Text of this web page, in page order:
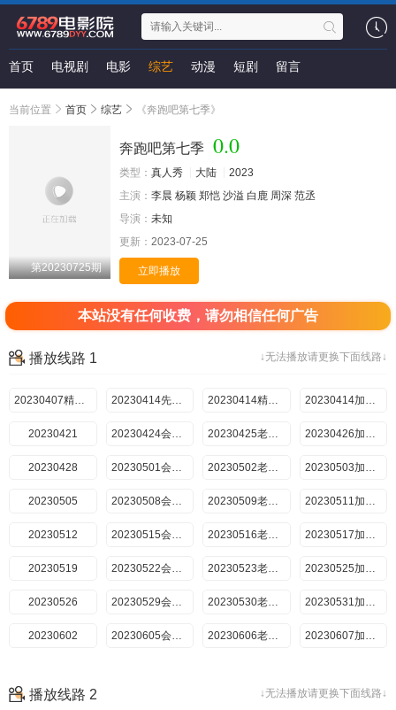
首页 电视剧 电影 综艺 动漫 短剧 留言
当前位置 首页 综艺 《奔跑吧第七季》
第20230725期
奔跑吧第七季 0.0
类型： 真人秀 大陆
2023
主演： 李晨 杨颖 郑恺 沙溢 白鹿 周深 范丞
导演： 未知
更新： 2023-07-25
立即播放
本站没有任何收费，请勿相信任何广告
↓无法播放请更换下面线路↓
播放线路 1
20230407精编版 20230414先导片 20230414精编版 20230414加料版
20230421 20230424会员版 20230425老友记 20230426加料版
20230428 20230501会员版 20230502老友记 20230503加料版
20230505 20230508会员版 20230509老友记 20230511加料版
20230512 20230515会员版 20230516老友记 20230517加料版
20230519 20230522会员版 20230523老友记 20230525加料版
20230526 20230529会员版 20230530老友记 20230531加料版
20230602 20230605会员版 20230606老友记 20230607加料版
20230616
↓无法播放请更换下面线路↓
播放线路 2